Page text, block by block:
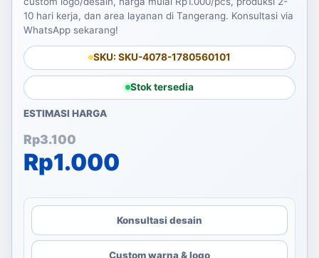
10 hari kerja, dan area layanan di Tangerang. Konsultasi via
WhatsApp sekarang!
SKU: SKU-4078-1780560101
Stok tersedia
ESTIMASI HARGA
Rp3.100
Harga aslinya adalah:
Rp1.000
Harga saat ini adalah:
Konsultasi desain
Custom warna & logo